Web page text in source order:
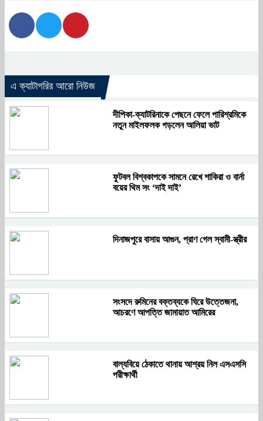
এ ক্যাটাগরির আরো নিউজ
দীপিকা-ক্যাটরিনাকে পেছনে ফেলে পারিশ্রমিকে
নতুন মাইলফলক গড়লেন আলিয়া ভাট
ফুটবল বিশ্বকাপকে সামনে রেখে শাকিরা ও বার্না
বয়ের থিম সং ‘দাই দাই’
দিনাজপুরে বাসায় আগুন, প্রাণ গেল স্বামী-স্ত্রীর
সংসদে রুমিনের বক্তব্যকে ঘিরে উত্তেজনা,
আচরণে আপত্তি জামায়াত আমিরের
বাল্যবিয়ে ঠেকাতে থানায় আশ্রয় নিল এসএসসি
পরীক্ষার্থী